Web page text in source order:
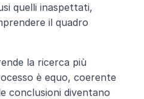
quelli inaspettati,
il quadro
la ricerca più
è equo, coerente
conclusioni diventano